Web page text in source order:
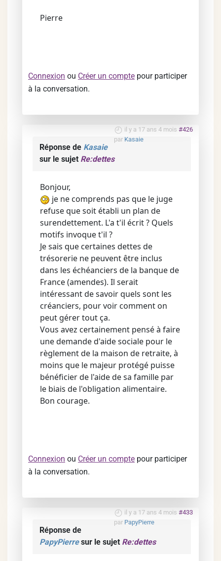
Pierre
Connexion ou Créer un compte pour participer
à la conversation.
il y a 17 ans 4 mois #426
par Kasaie
Réponse de Kasaie
sur le sujet Re:dettes
Bonjour,
je ne comprends pas que le juge
refuse que soit établi un plan de
surendettement. L'a t'il écrit ? Quels
motifs invoque t'il ?
Je sais que certaines dettes de
trésorerie ne peuvent être inclus
dans les échéanciers de la banque de
France (amendes). Il serait
intéressant de savoir quels sont les
créanciers, pour voir comment on
peut gérer tout ça.
Vous avez certainement pensé à faire
une demande d'aide sociale pour le
règlement de la maison de retraite, à
moins que le majeur protégé puisse
bénéficier de l'aide de sa famille par
le biais de l'obligation alimentaire.
Bon courage.
Connexion ou Créer un compte pour participer
à la conversation.
il y a 17 ans 4 mois #433
par PapyPierre
Réponse de
PapyPierresur le sujet Re:dettes